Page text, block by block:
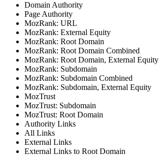
Domain Authority
Page Authority
MozRank: URL
MozRank: External Equity
MozRank: Root Domain
MozRank: Root Domain Combined
MozRank: Root Domain, External Equity
MozRank: Subdomain
MozRank: Subdomain Combined
MozRank: Subdomain, External Equity
MozTrust
MozTrust: Subdomain
MozTrust: Root Domain
Authority Links
All Links
External Links
External Links to Root Domain